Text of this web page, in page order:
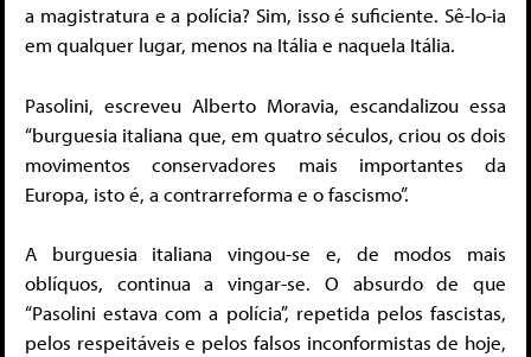
a magistratura e a polícia? Sim, isso é suficiente. Sê-lo-ia
em qualquer lugar, menos na Itália e naquela Itália.
Pasolini, escreveu Alberto Moravia, escandalizou essa
“burguesia italiana que, em quatro séculos, criou os dois
movimentos conservadores mais importantes da
Europa, isto é, a contrarreforma e o fascismo”.
A burguesia italiana vingou-se e, de modos mais
oblíquos, continua a vingar-se. O absurdo de que
“Pasolini estava com a polícia”, repetida pelos fascistas,
pelos respeitáveis e pelos falsos inconformistas de hoje,